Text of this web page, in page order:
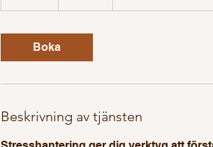
5
i
Boka
Beskrivning av tjänsten